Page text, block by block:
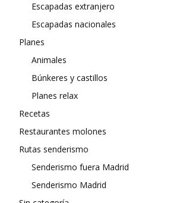
Escapadas extranjero
Escapadas nacionales
Planes
Animales
Búnkeres y castillos
Planes relax
Recetas
Restaurantes molones
Rutas senderismo
Senderismo fuera Madrid
Senderismo Madrid